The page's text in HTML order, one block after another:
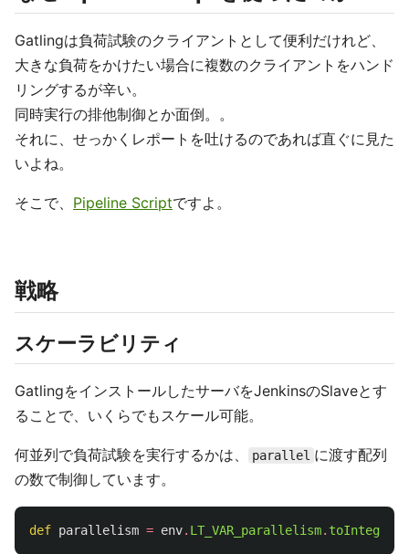
Gatlingは負荷試験のクライアントとして便利だけれど、
大きな負荷をかけたい場合に複数のクライアントをハンド
リングするが辛い。
同時実行の排他制御とか面倒。。
それに、せっかくレポートを吐けるのであれば直ぐに見た
いよね。
そこで、 Pipeline Scriptですよ。
戦略
スケーラビリティ
GatlingをインストールしたサーバをJenkinsのSlaveとす
ることで、いくらでもスケール可能。
何並列で負荷試験を実行するかは、 parallel に渡す配列
の数で制御しています。
def parallelism = env. LT_VAR_parallelism. toInteger